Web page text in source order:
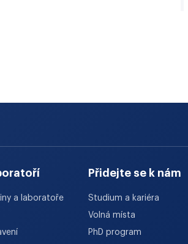
a laboratoře
Přidejte se k nám
Studium a kariéra
Volná místa
PhD program